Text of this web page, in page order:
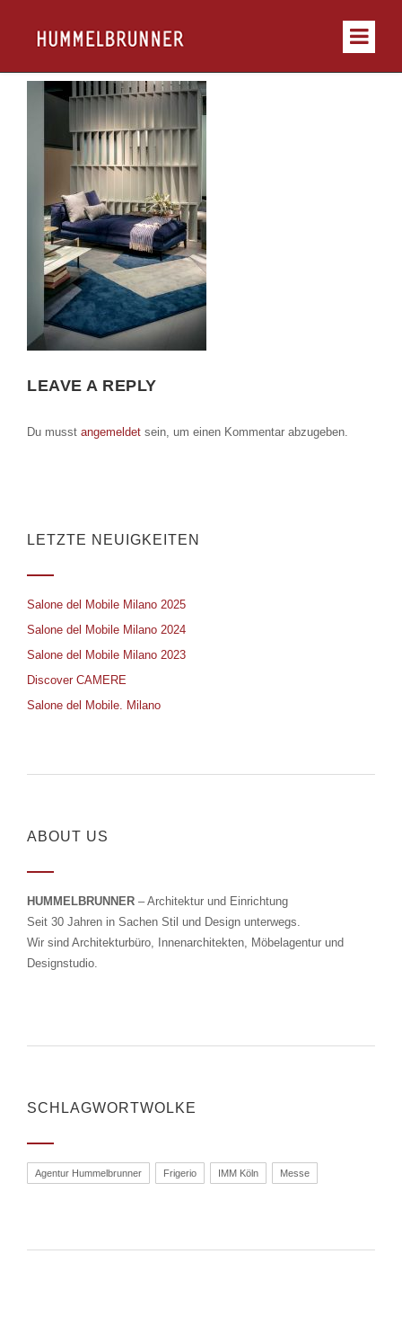
LEAVE A REPLY
Du musst angemeldet sein, um einen Kommentar abzugeben.
LETZTE NEUIGKEITEN
Salone del Mobile Milano 2025
Salone del Mobile Milano 2024
Salone del Mobile Milano 2023
Discover CAMERE
Salone del Mobile. Milano
ABOUT US
HUMMELBRUNNER – Architektur und Einrichtung
Seit 30 Jahren in Sachen Stil und Design unterwegs.
Wir sind Architekturbüro, Innenarchitekten, Möbelagentur und
Designstudio.
SCHLAGWORTWOLKE
Agentur Hummelbrunner Frigerio IMM Köln Messe